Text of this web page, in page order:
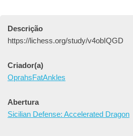
Descrição
https://lichess.org/study/v4obIQGD
Criador(a)
OprahsFatAnkles
Abertura
Sicilian Defense: Accelerated Dragon